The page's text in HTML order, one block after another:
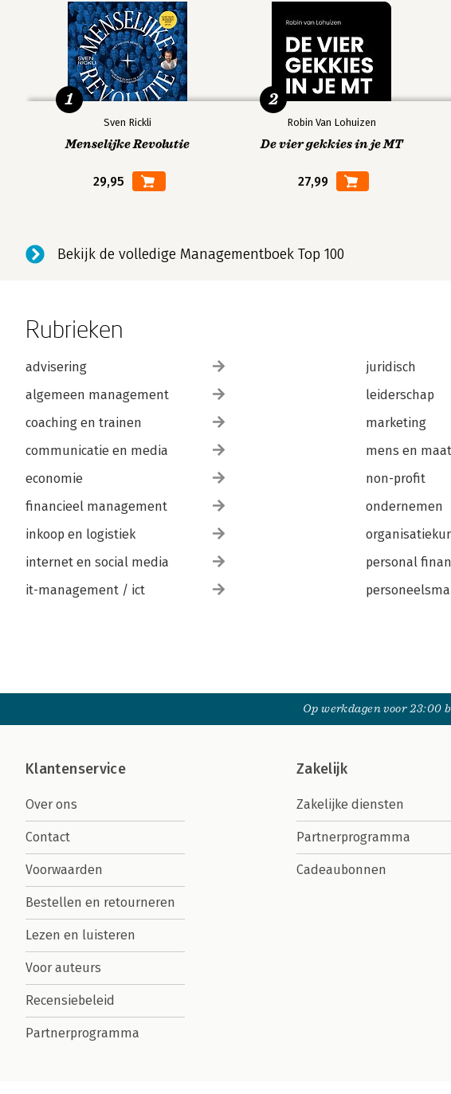
Sven Rickli
Menselijke Revolutie
29,95
1
Robin Van Lohuizen
De vier gekkies in je MT
27,99
2
Bekijk de volledige Managementboek Top 100
Rubrieken
advisering
algemeen management
coaching en trainen
communicatie en media
economie
financieel management
inkoop en logistiek
internet en social media
it-management / ict
juridisch
leiderschap
marketing
mens en
non-profit
ondernemen
personal
Op werkdagen voor 23:00
Klantenservice
Over ons
Contact
Voorwaarden
Bestellen en retourneren
Lezen en luisteren
Voor auteurs
Recensiebeleid
Partnerprogramma
Zakelijk
Zakelijke diensten
Partnerprogramma
Cadeaubonnen